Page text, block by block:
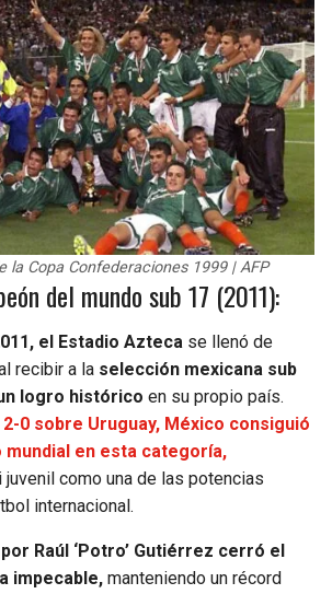
la Copa Confederaciones 1999 | AFP
del mundo sub 17 (2011):
el Estadio Azteca se llenó de
recibir a la selección mexicana sub
logro histórico en su propio país.
0 sobre Uruguay, México consiguió
mundial en esta categoría,
como una de las potencias
internacional.
Raúl ‘Potro’ Gutiérrez cerró el
impecable, manteniendo un récord